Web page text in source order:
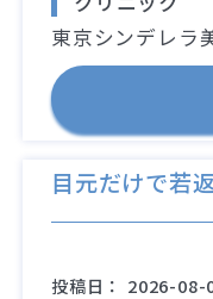
東京シンデレラ
目元だけで若
投稿日： 2026-08-